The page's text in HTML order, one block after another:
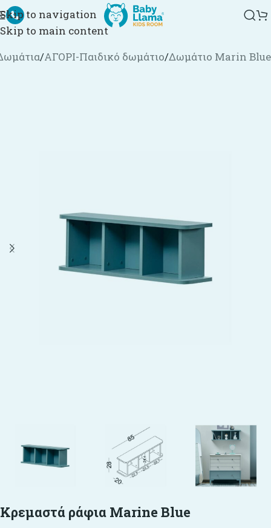
Skip to navigation
Skip to main content
/ΑΓΟΡΙ-Παιδικό δωμάτιο/Δωμάτιο Marin Blue
Κρεμαστά ράφια Marine Blue